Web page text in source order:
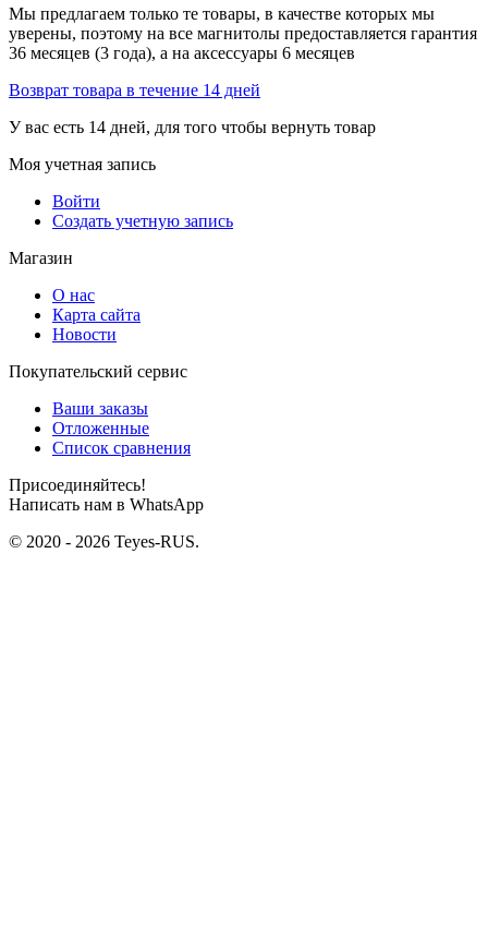
Мы предлагаем только те товары, в качестве которых мы
уверены, поэтому на все магнитолы предоставляется гарантия
36 месяцев (3 года), а на аксессуары 6 месяцев
Возврат товара в течение 14 дней
У вас есть 14 дней, для того чтобы вернуть товар
Моя учетная запись
Войти
Создать учетную запись
Магазин
О нас
Карта сайта
Новости
Покупательский сервис
Ваши заказы
Отложенные
Список сравнения
Присоединяйтесь!
Написать нам в WhatsApp
© 2020 - 2026 Teyes-RUS.